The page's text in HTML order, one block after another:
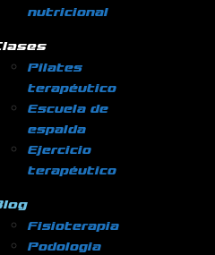
nutricional
Pilates
terapéutico
Escuela de
espalda
Ejercicio
terapéutico
Fisioterapia
Podologia